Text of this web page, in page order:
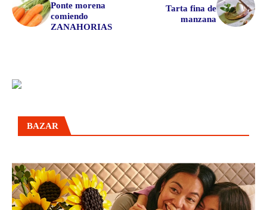
Ponte morena
comiendo
ZANAHORIAS
Tarta fina de
manzana
BAZAR